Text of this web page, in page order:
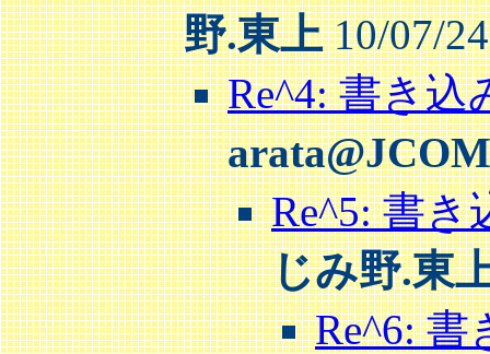
野.東上10/07/
Re^4: 書き
Re^5: 書
じみ野.東
Re^6: